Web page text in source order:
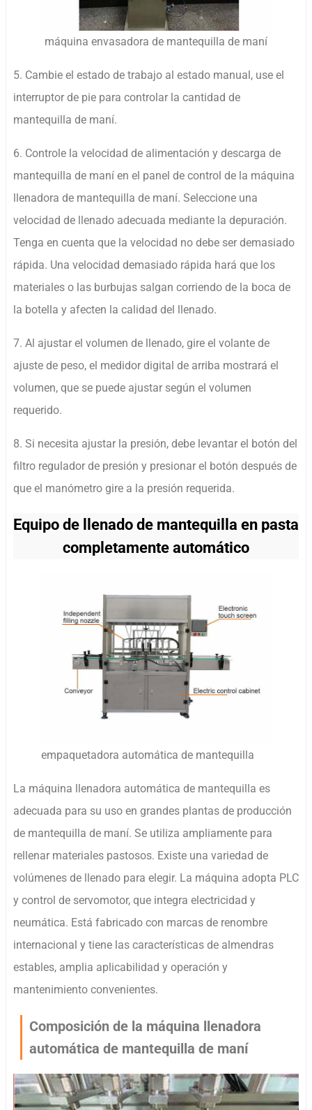
máquina envasadora de mantequilla de maní
5. Cambie el estado de trabajo al estado manual, use el
interruptor de pie para controlar la cantidad de
mantequilla de maní.
6. Controle la velocidad de alimentación y descarga de
mantequilla de maní en el panel de control de la máquina
llenadora de mantequilla de maní. Seleccione una
velocidad de llenado adecuada mediante la depuración.
Tenga en cuenta que la velocidad no debe ser demasiado
rápida. Una velocidad demasiado rápida hará que los
materiales o las burbujas salgan corriendo de la boca de
la botella y afecten la calidad del llenado.
7. Al ajustar el volumen de llenado, gire el volante de
ajuste de peso, el medidor digital de arriba mostrará el
volumen, que se puede ajustar según el volumen
requerido.
8. Si necesita ajustar la presión, debe levantar el botón del
filtro regulador de presión y presionar el botón después de
que el manómetro gire a la presión requerida.
Equipo de llenado de mantequilla en pasta
completamente automático
empaquetadora automática de mantequilla
La máquina llenadora automática de mantequilla es
adecuada para su uso en grandes plantas de producción
de mantequilla de maní. Se utiliza ampliamente para
rellenar materiales pastosos. Existe una variedad de
volúmenes de llenado para elegir. La máquina adopta PLC
y control de servomotor, que integra electricidad y
neumática. Está fabricado con marcas de renombre
internacional y tiene las características de almendras
estables, amplia aplicabilidad y operación y
mantenimiento convenientes.
Composición de la máquina llenadora
automática de mantequilla de maní